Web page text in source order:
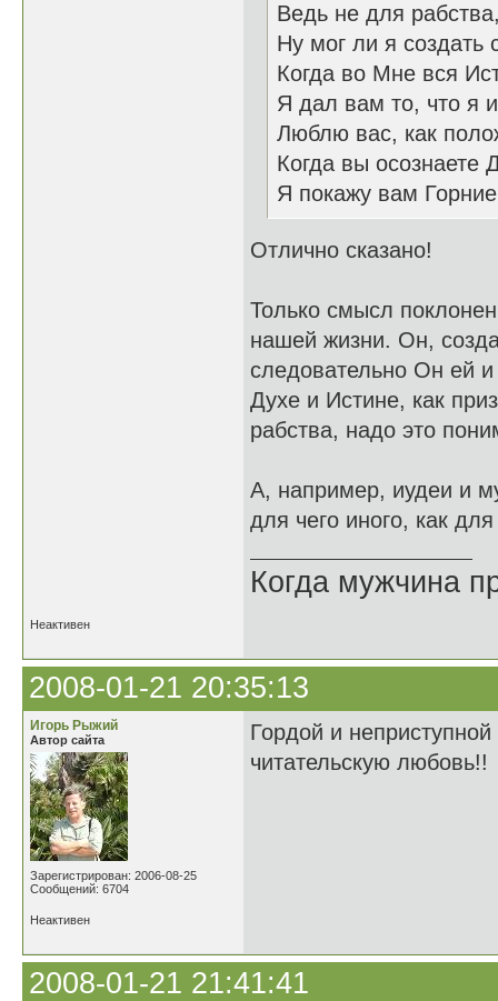
Ведь не для
Ну мог ли я создать
Когда во Мне вся
Я дал вам то, что я
Люблю вас, как
Когда вы осознаете
Я покажу вам
Отлично сказано!
Только смысл
нашей жизни. Он,
следовательно Он ей
Духе и Истине, как
рабства, надо это
А, например, иудеи и
для чего иного, как
Когда мужчина
Неактивен
2008-01-21 20:35:13
Игорь Рыжий
Автор сайта
Зарегистрирован: 2006-08-25
Сообщений: 6704
Гордой и
читательскую любовь!!
Неактивен
2008-01-21 21:41:41